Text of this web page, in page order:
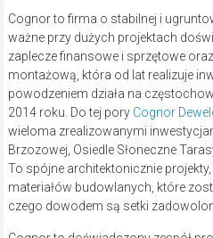
Cognor to firma o stabilnej i
ważne przy dużych projektach
zaplecze finansowe i sprzętowe
montażową, która od lat realizuje
powodzeniem działa na
2014 roku. Do tej pory Cognor
wieloma zrealizowanymi
Brzozowej, Osiedle Słoneczne
To spójne architektonicznie
materiałów budowlanych, które
czego dowodem są setki